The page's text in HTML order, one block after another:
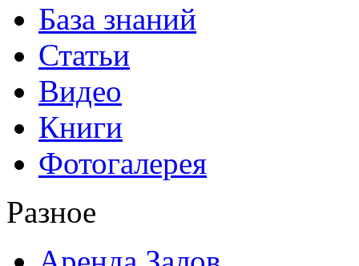
База знаний
Статьи
Видео
Книги
Фотогалерея
Разное